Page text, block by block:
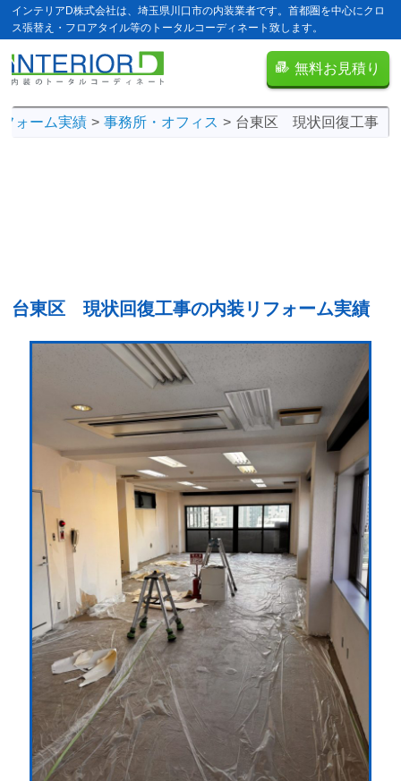
インテリアD株式会社は、埼玉県川口市の内装業者です。首都圏を中心にクロ
ス張替え・フロアタイル等のトータルコーディネート致します。
無料お見積り
ォーム実績 事務所・オフィス 台東区 現状回復工事
台東区 現状回復工事の内装リフォーム実績